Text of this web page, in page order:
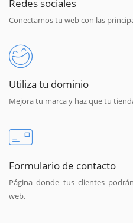
Conectamos tu web con las
Utiliza tu dominio
Mejora tu marca y haz que tu
Formulario de contacto
Página donde tus clientes
web.